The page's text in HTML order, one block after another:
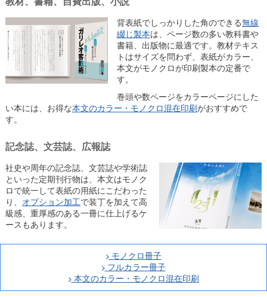
背表紙でしっかりした角のできる無線
綴じ製本は、ページ数の多い教科書や
書籍、出版物に最適です。教材テキス
トはサイズを問わず、表紙がカラー、
本文がモノクロが印刷製本の定番で
す。
巻頭や数ページをカラーページにした
い本には、お得な本文のカラー・モノクロ混在印刷がおすすめで
す。
記念誌、文芸誌、広報誌
社史や周年の記念誌、文芸誌や学術誌
といった定期刊行物は、本文はモノク
ロで統一して表紙の用紙にこだわった
り、 オプション加工で装丁を加えて高
級感、重厚感のある一冊に仕上げるケ
ースもあります。
モノクロ冊子
フルカラー冊子
本文のカラー・モノクロ混在印刷